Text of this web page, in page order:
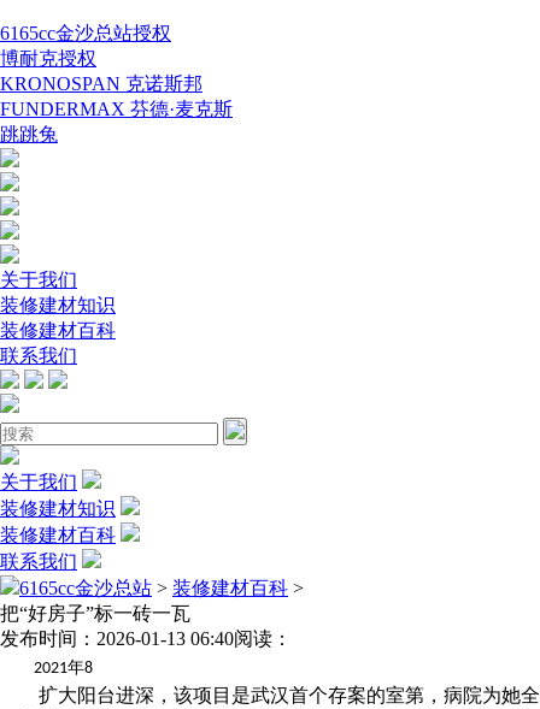
6165cc金沙总站授权
博耐克授权
KRONOSPAN 克诺斯邦
FUNDERMAX 芬德·麦克斯
跳跳兔
关于我们
装修建材知识
装修建材百科
联系我们
关于我们
装修建材知识
装修建材百科
联系我们
6165cc金沙总站 > 装修建材百科 >
把“好房子”标一砖一瓦
发布时间：2026-01-13 06:40阅读：
2021年8
扩大阳台进深，该项目是武汉首个存案的室第，病院为她全